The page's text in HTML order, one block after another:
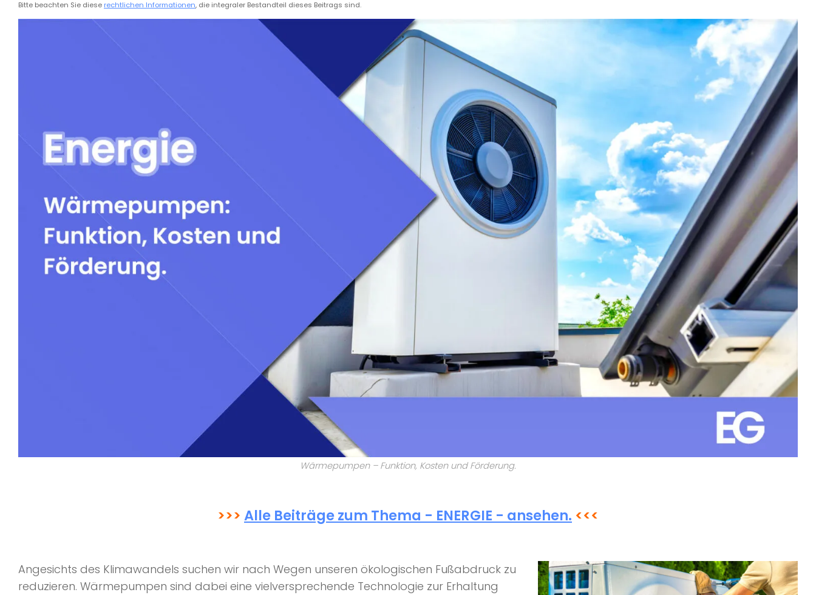
Bitte beachten Sie diese rechtlichen Informationen, die integraler Bestandteil dieses Beitrags sind.
Wärmepumpen – Funktion, Kosten und Förderung.
>>> Alle Beiträge zum Thema - ENERGIE - ansehen. <<<
Angesichts des Klimawandels suchen wir nach Wegen unseren ökologischen Fußabdruck zu
reduzieren. Wärmepumpen sind dabei eine vielversprechende Technologie zur Erhaltung